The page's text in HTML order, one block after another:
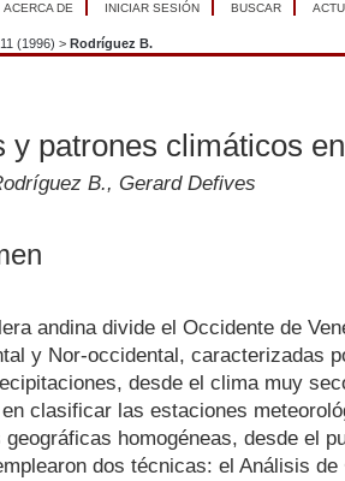
ACERCA DE INICIAR SESIÓN BUSCAR
(1996) > Rodríguez B.
y patrones climáticos
B., Gerard Defives
andina divide el Occidente de
y Nor-occidental, caracterizadas
desde el clima muy
clasificar las estaciones
geográficas homogéneas, desde el
dos técnicas: el Análisis